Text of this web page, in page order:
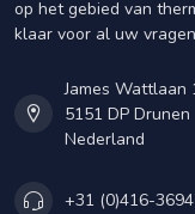
op het gebied van
klaar voor al uw
James Wattlaan
5151 DP Drunen
Nederland
+31 (0)416-